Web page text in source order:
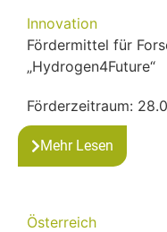
Innovation
Fördermittel für
„Hydrogen4Future“
Förderzeitraum:
Mehr Lesen
Österreich